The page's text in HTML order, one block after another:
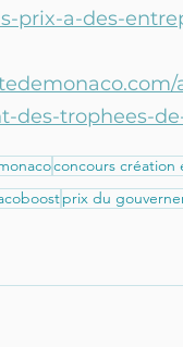
prix-a-des-
des-trophees-
concours création
prix du